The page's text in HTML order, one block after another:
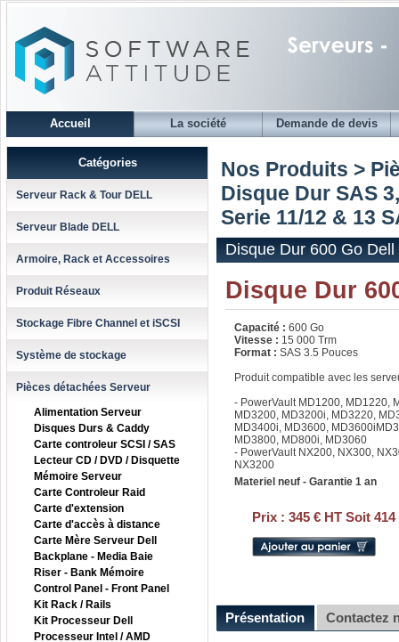
Accueil La société Demande de devis
Catégories
Serveur Rack & Tour DELL
Serveur Blade DELL
Armoire, Rack et Accessoires
Produit Réseaux
Stockage Fibre Channel et iSCSI
Système de stockage
Pièces détachées Serveur
Alimentation Serveur
Disques Durs & Caddy
Carte controleur SCSI / SAS
Lecteur CD / DVD / Disquette
Mémoire Serveur
Carte Controleur Raid
Carte d'extension
Carte d'accès à distance
Carte Mère Serveur Dell
Backplane - Media Baie
Riser - Bank Mémoire
Control Panel - Front Panel
Kit Rack / Rails
Kit Processeur Dell
Processeur Intel / AMD
Nos Produits >
Disque Dur SAS
Serie 11/12 & 13
Disque Dur 600 Go
Disque Dur
Capacité : 600 Go
Vitesse : 15 000 Trm
Format : SAS 3.5 Pouces
Produit compatible avec les
- PowerVault MD1200, MD1220,
MD3200, MD3200i, MD3220,
MD3400i, MD3600,
MD3800, MD800i, MD3060
- PowerVault NX200, NX300,
NX3200
Materiel neuf - Garantie 1 an
Prix : 345 € HT Soit 414
Présentation Contactez